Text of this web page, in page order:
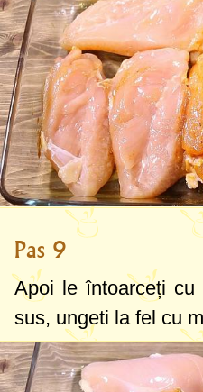
Pas 9
Apoi le întoarceți
sus, ungeti la fel cu